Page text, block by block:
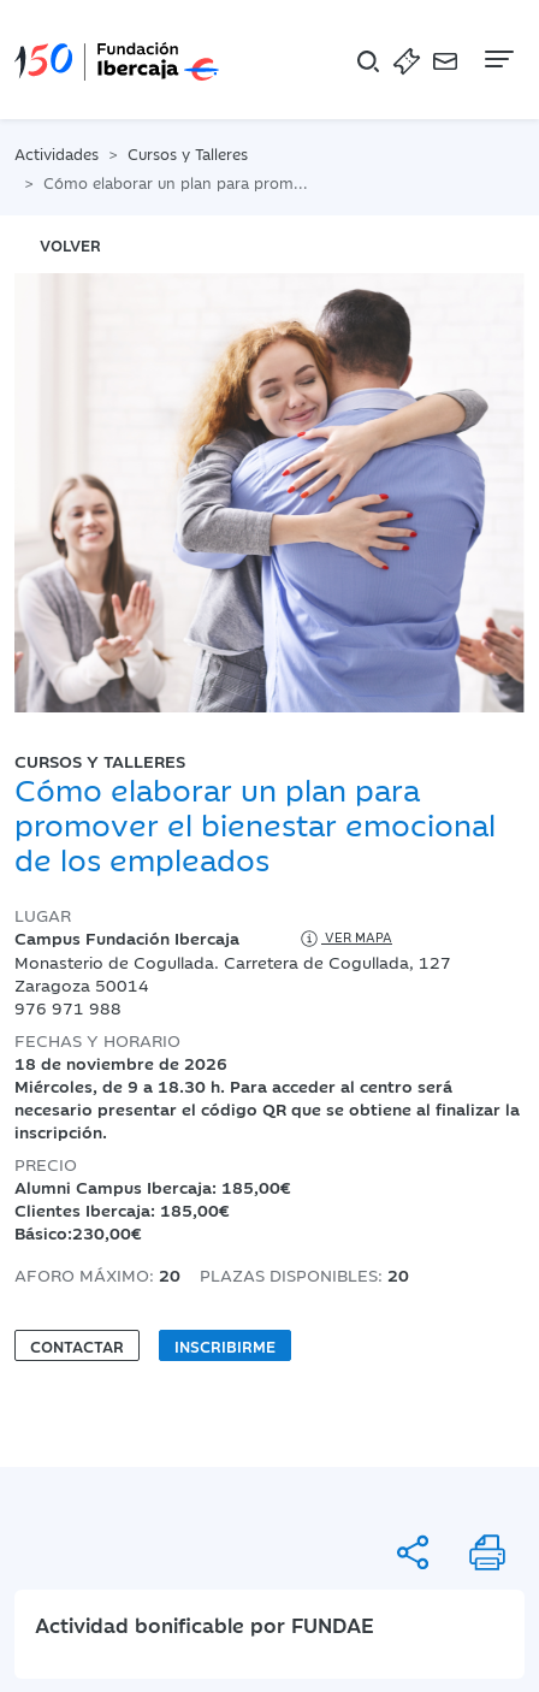
Actividades
Cursos y Talleres
Cómo elaborar un plan para promover el bienestar emocional de los empleados
VOLVER
CURSOS Y TALLERES
Cómo elaborar un plan para
promover el bienestar emocional
de los empleados
LUGAR
Campus Fundación Ibercaja
VER MAPA
Monasterio de Cogullada. Carretera de Cogullada, 127
Zaragoza 50014
976 971 988
FECHAS Y HORARIO
18 de noviembre de 2026
Miércoles, de 9 a 18.30 h. Para acceder al centro será
necesario presentar el código QR que se obtiene al finalizar la
inscripción.
PRECIO
Alumni Campus Ibercaja: 185,00€
Clientes Ibercaja: 185,00€
Básico:230,00€
AFORO MÁXIMO: 20 PLAZAS DISPONIBLES: 20
CONTACTAR INSCRIBIRME
Actividad bonificable por FUNDAE